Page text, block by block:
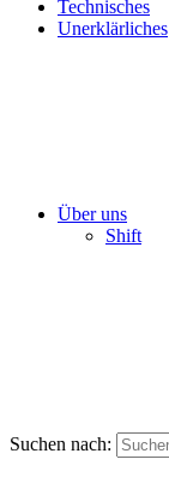
Technisches
Unerklärliches
Über uns
Shift
Suchen nach: